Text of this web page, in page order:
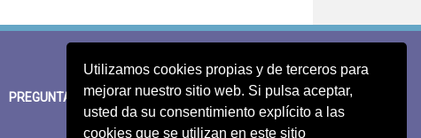
Utilizamos cookies propias y de terceros para
mejorar nuestro sitio web. Si pulsa aceptar,
usted da su consentimiento explícito a las
cookies que se utilizan en este sitio
PREGUNTAS FRECUENTES SUGERENCIAS